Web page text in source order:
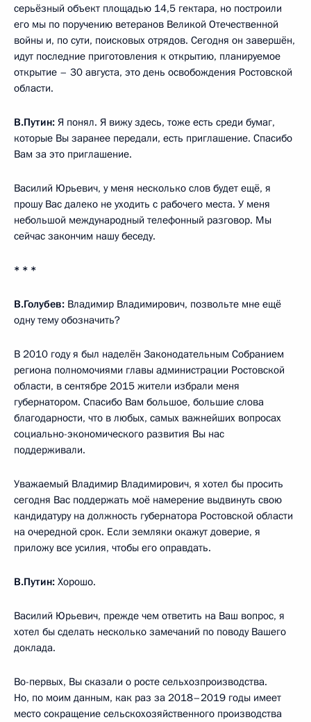
серьёзный объект площадью 14,5 гектара, но построили
его мы по поручению ветеранов Великой Отечественной
войны и, по сути, поисковых отрядов. Сегодня он завершён,
идут последние приготовления к открытию, планируемое
открытие – 30 августа, это день освобождения Ростовской
области.
В.Путин: Я понял. Я вижу здесь, тоже есть среди бумаг,
которые Вы заранее передали, есть приглашение. Спасибо
Вам за это приглашение.
Василий Юрьевич, у меня несколько слов будет ещё, я
прошу Вас далеко не уходить с рабочего места. У меня
небольшой международный телефонный разговор. Мы
сейчас закончим нашу беседу.
* * *
В.Голубев: Владимир Владимирович, позвольте мне ещё
одну тему обозначить?
В 2010 году я был наделён Законодательным Собранием
региона полномочиями главы администрации Ростовской
области, в сентябре 2015 жители избрали меня
губернатором. Спасибо Вам большое, большие слова
благодарности, что в любых, самых важнейших вопросах
социально-экономического развития Вы нас
поддерживали.
Уважаемый Владимир Владимирович, я хотел бы просить
сегодня Вас поддержать моё намерение выдвинуть свою
кандидатуру на должность губернатора Ростовской области
на очередной срок. Если земляки окажут доверие, я
приложу все усилия, чтобы его оправдать.
В.Путин: Хорошо.
Василий Юрьевич, прежде чем ответить на Ваш вопрос, я
хотел бы сделать несколько замечаний по поводу Вашего
доклада.
Во-первых, Вы сказали о росте сельхозпроизводства.
Но, по моим данным, как раз за 2018–2019 годы имеет
место сокращение сельскохозяйственного производства